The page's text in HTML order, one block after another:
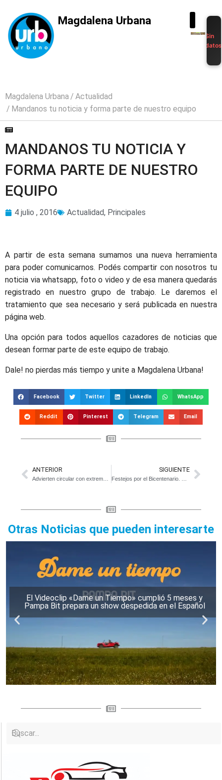
Magdalena Urbana
Sin
datos
Magdalena Urbana
Actualidad
Mandanos tu noticia y forma parte de nuestro equipo
MANDANOS TU NOTICIA Y
FORMA PARTE DE NUESTRO
EQUIPO
4 julio , 2016 Actualidad, Principales
A partir de esta semana sumamos una nueva herramienta
para poder comunicarnos. Podés compartir con nosotros tu
noticia via whatsapp, foto o video y de esa manera quedarás
registrado en nuestro grupo de trabajo. Le daremos el
tratamiento que sea necesario y será publicada en nuestra
página web.
Una opción para todos aquellos cazadores de noticias que
desean formar parte de este equipo de trabajo.
Dale! no pierdas más tiempo y unite a Magdalena Urbana!
Facebook Twitter LinkedIn WhatsApp
Reddit Pinterest Telegram Email
ANTERIOR SIGUIENTE
Otras Noticias que pueden interesarte
El Videoclip «Dame un Tiempo» cumplió 5 meses y
Pampa Bit prepara un show despedida en el Español